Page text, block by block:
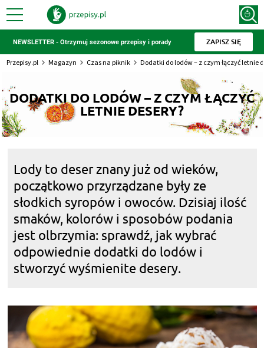
NEWSLETTER - Otrzymuj sezonowe przepisy i porady ZAPISZ SIĘ
Przepisy.pl Magazyn Czas na piknik Dodatki do lodów – z czym łączyć letnie
DODATKI DO LODÓW – Z CZYM ŁĄCZYĆ
LETNIE DESERY?
Lody to deser znany już od wieków,
początkowo przyrządzane były ze
słodkich syropów i owoców. Dzisiaj ilość
smaków, kolorów i sposobów podania
jest olbrzymia: sprawdź, jak wybrać
odpowiednie dodatki do lodów i
stworzyć wyśmienite desery.